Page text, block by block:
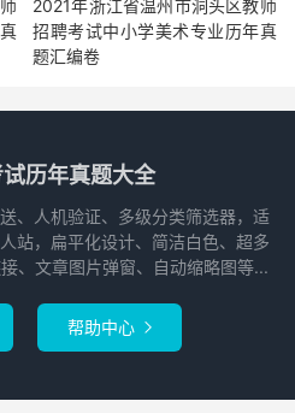
2021年浙江省温州市洞头区教师
招聘考试中小学美术专业历年真
题汇编卷
历年真题大全
、人机验证、多级分类筛选器，适
站，扁平化设计、简洁白色、超多
、文章图片弹窗、自动缩略图等...
帮助中心 